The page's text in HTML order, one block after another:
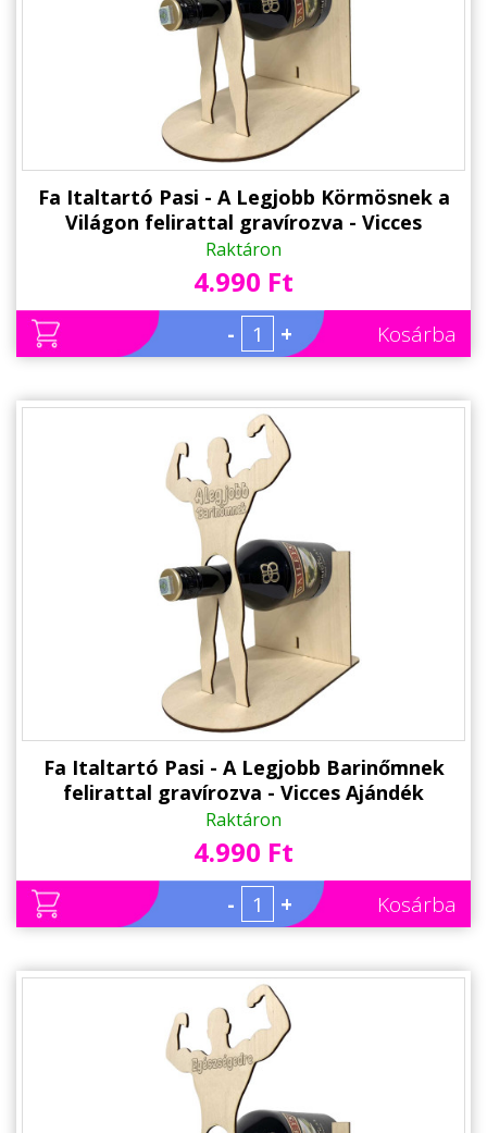
Fa Italtartó Pasi - A Legjobb Körmösnek a
Világon felirattal gravírozva - Vicces
Ajándék Körmösnek
Raktáron
4.990 Ft
- + Kosárba
Fa Italtartó Pasi - A Legjobb Barinőmnek
felirattal gravírozva - Vicces Ajándék
Barántnőnek
Raktáron
4.990 Ft
- + Kosárba